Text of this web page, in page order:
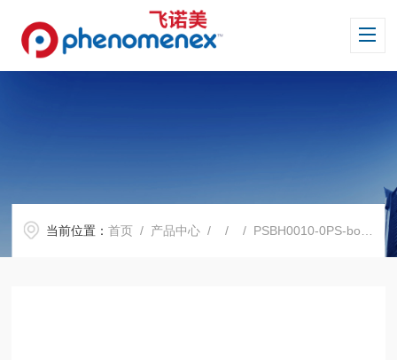
当前位置：首页 / 产品中心 / / / PSBH0010-0PS-borohydride净化填料